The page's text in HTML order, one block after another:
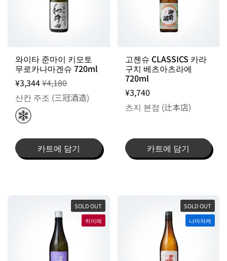
와이타 준마이 키모토
무로카나마겐슈 720ml
¥3,344¥4,180
산칸 주조 (三冠酒造)
카트에 담기
고젠슈 CLASSICS 카라
구치 베츠아츠라에
720ml
¥3,740
츠지 본점 (辻本店)
카트에 담기
SOLD OUT
히이레
SOLD OUT
나마자케